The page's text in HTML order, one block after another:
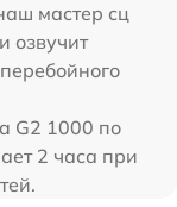
мастер сц
озвучит
G2 1000 по
2 часа при